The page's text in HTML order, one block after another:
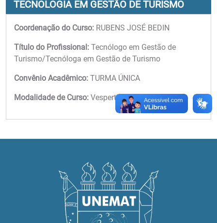
TECNOLOGIA EM GESTÃO DE TURISMO
Coordenação do Curso: RUBENS JOSÉ BEDIN
Título do Profissional: Tecnólogo em Gestão de
Turismo/Tecnóloga em Gestão de Turismo
Convênio Acadêmico: TURMA ÚNICA
Modalidade de Curso: Vespertino